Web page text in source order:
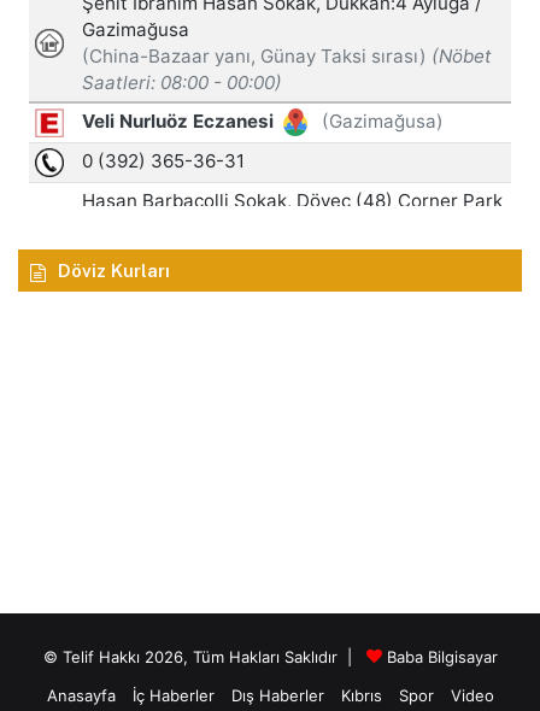
Döviz Kurları
© Telif Hakkı 2026, Tüm Hakları Saklıdır |
Baba Bilgisayar
Anasayfa
İç Haberler Dış Haberler Kıbrıs Spor Video